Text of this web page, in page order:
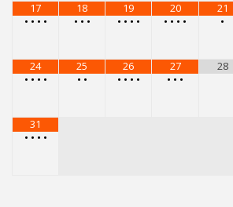
17
• • • •
18
• • •
19
• • • •
20
• • • •
21
•
24
• • • •
25
• •
26
• • • •
27
• • •
28
31
• • • •